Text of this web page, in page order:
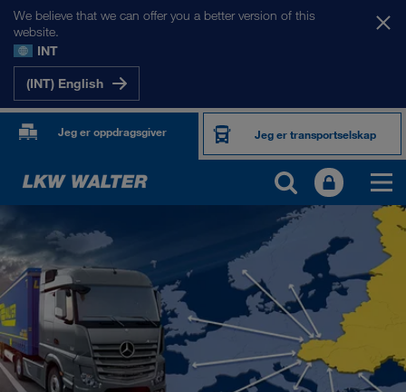
We believe that we can offer you a better version of this
website.
INT
(INT) English
Jeg er oppdragsgiver Jeg er transportselskap
MARKEDENE VÅRE
Europa
Sentral-Asia
Russland